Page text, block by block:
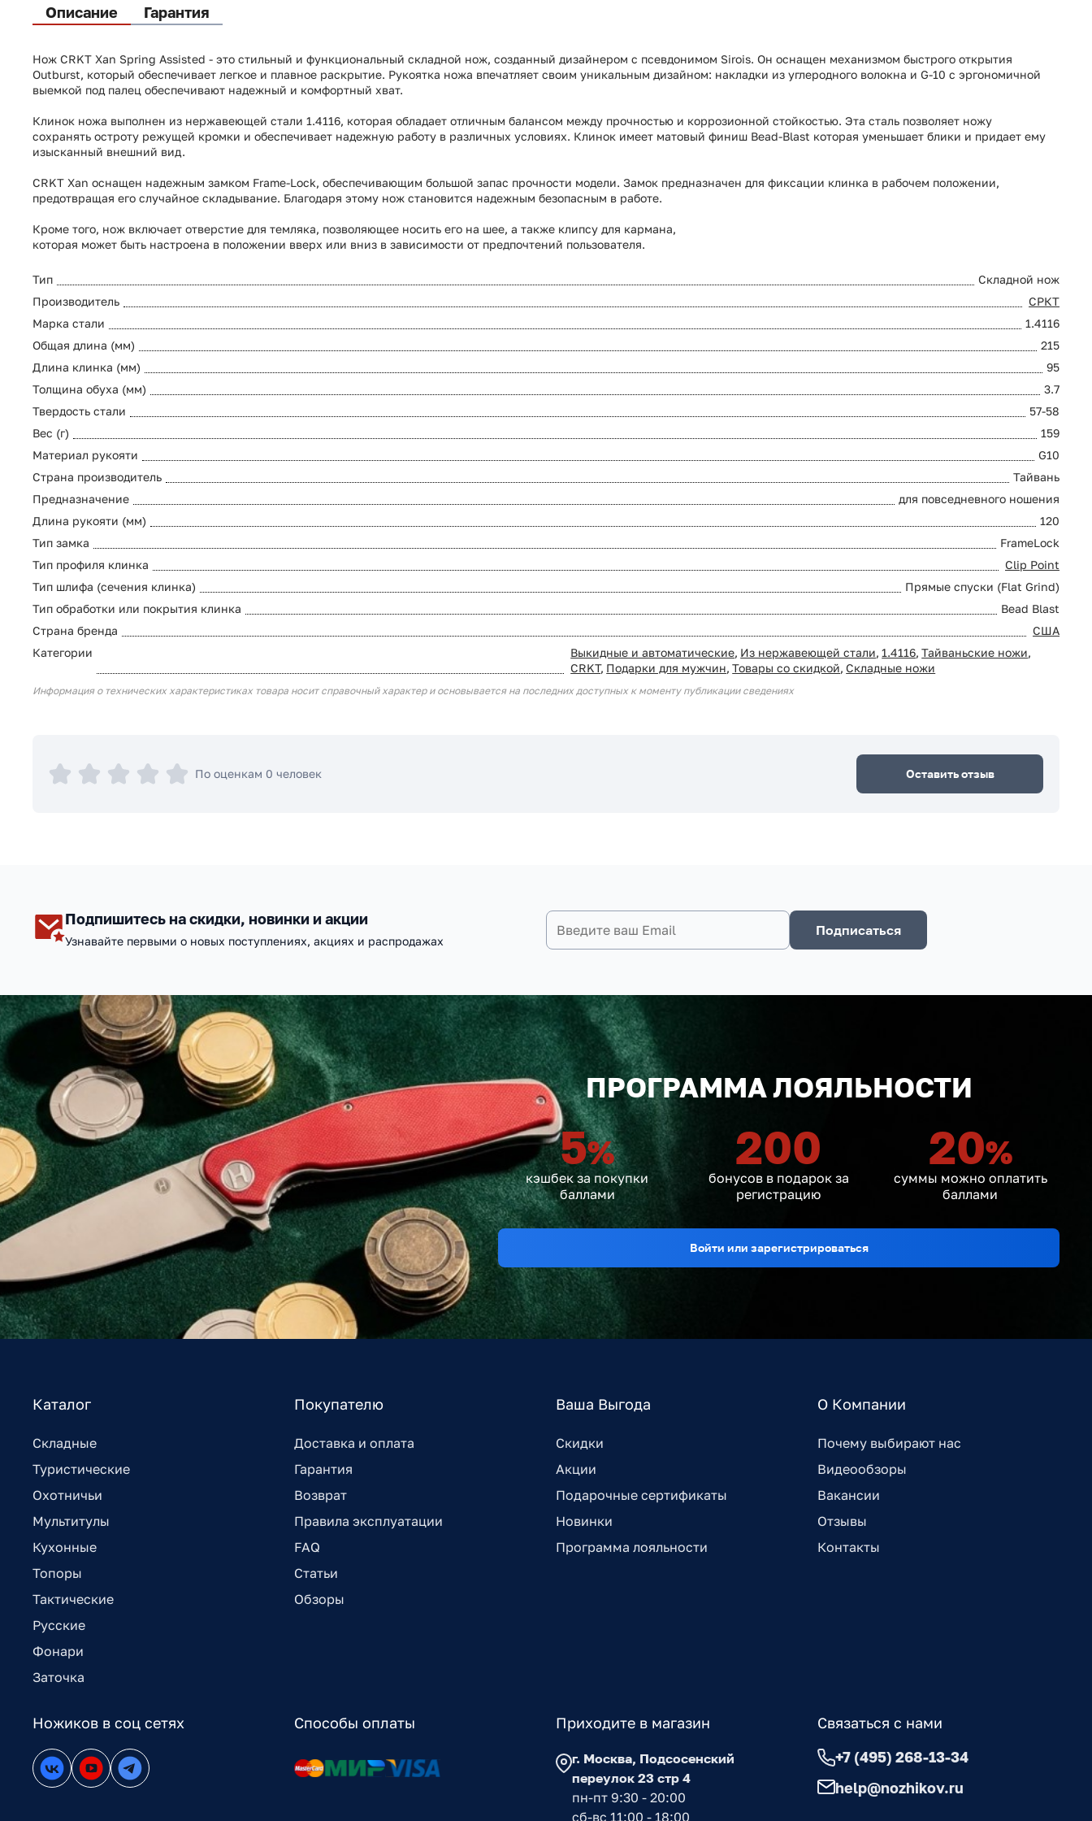
Описание Гарантия
Нож CRKT Xan Spring Assisted - это стильный и функциональный складной нож, созданный дизайнером с псевдонимом Sirois. Он оснащен механизмом быстрого открытия
Outburst, который обеспечивает легкое и плавное раскрытие. Рукоятка ножа впечатляет своим уникальным дизайном: накладки из углеродного волокна и G-10 с эргономичной
выемкой под палец обеспечивают надежный и комфортный хват.
Клинок ножа выполнен из нержавеющей стали 1.4116, которая обладает отличным балансом между прочностью и коррозионной стойкостью. Эта сталь позволяет ножу
сохранять остроту режущей кромки и обеспечивает надежную работу в различных условиях. Клинок имеет матовый финиш Bead-Blast которая уменьшает блики и придает ему
изысканный внешний вид.
CRKT Xan оснащен надежным замком Frame-Lock, обеспечивающим большой запас прочности модели. Замок предназначен для фиксации клинка в рабочем положении,
предотвращая его случайное складывание. Благодаря этому нож становится надежным безопасным в работе.
Кроме того, нож включает отверстие для темляка, позволяющее носить его на шее, а также клипсу для кармана,
которая может быть настроена в положении вверх или вниз в зависимости от предпочтений пользователя.
Тип
Складной нож
Производитель
СРКТ
Марка стали
1.4116
Общая длина (мм)
215
Длина клинка (мм)
95
Толщина обуха (мм)
3.7
Твердость стали
57-58
Вес (г)
159
Материал рукояти
G10
Страна производитель
Тайвань
Предназначение
для повседневного ношения
Длина рукояти (мм)
120
Тип замка
FrameLock
Тип профиля клинка
Clip Point
Тип шлифа (сечения клинка)
Прямые спуски (Flat Grind)
Тип обработки или покрытия клинка
Bead Blast
Страна бренда
США
Категории
Выкидные и автоматические, Из нержавеющей стали, 1.4116, Тайваньские ножи,
CRKT, Подарки для мужчин, Товары со скидкой, Складные ножи
Информация о технических характеристиках товара носит справочный характер и основывается на последних доступных к моменту публикации сведениях
По оценкам 0 человек Оставить отзыв
Подпишитесь на скидки, новинки и акции
Узнавайте первыми о новых поступлениях, акциях и распродажах
Подписаться
ПРОГРАММА ЛОЯЛЬНОСТИ
5%
кэшбек за покупки
баллами
200
бонусов в подарок за
регистрацию
20%
суммы можно оплатить
баллами
Войти или зарегистрироваться
Каталог
Складные
Туристические
Охотничьи
Мультитулы
Кухонные
Топоры
Тактические
Русские
Фонари
Заточка
Покупателю
Доставка и оплата
Гарантия
Возврат
Правила эксплуатации
FAQ
Статьи
Обзоры
Ваша Выгода
Скидки
Акции
Подарочные сертификаты
Новинки
Программа лояльности
О Компании
Почему выбирают нас
Видеообзоры
Вакансии
Отзывы
Контакты
Ножиков в соц сетях Способы оплаты Приходите в магазин
г. Москва, Подсосенский
переулок 23 стр 4
пн-пт 9:30 - 20:00
сб-вс 11:00 - 18:00
Связаться с нами
+7 (495) 268-13-34
help@nozhikov.ru